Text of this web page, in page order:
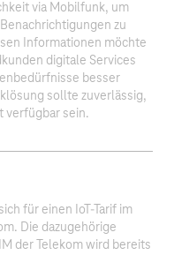
via Mobilfunk, um
zu
Informationen möchte
digitale Services
besser
sollte zuverlässig,
verfügbar sein.
für einen IoT-Tarif im
Die dazugehörige
der Telekom wird bereits